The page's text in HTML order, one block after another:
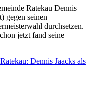
Ratekau Dennis
gegen seinen
durchsetzen.
jetzt fand seine
Dennis Jaacks als